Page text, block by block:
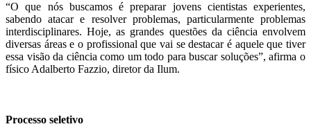
“O que nós buscamos é preparar jovens cientistas experientes,
sabendo atacar e resolver problemas, particularmente problemas
interdisciplinares. Hoje, as grandes questões da ciência envolvem
diversas áreas e o profissional que vai se destacar é aquele que tiver
essa visão da ciência como um todo para buscar soluções”, afirma o
físico Adalberto Fazzio, diretor da Ilum.
Processo seletivo